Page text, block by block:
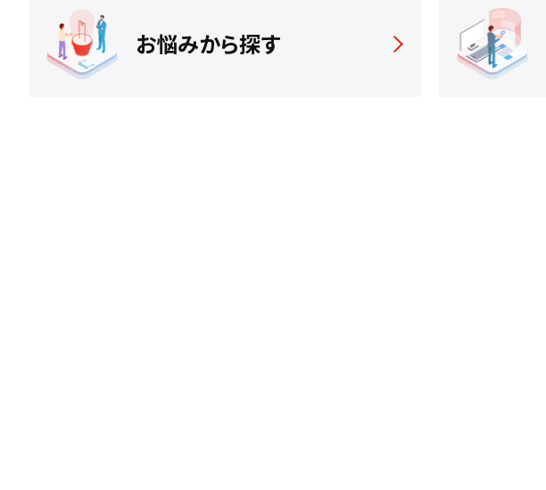
お悩みから探す